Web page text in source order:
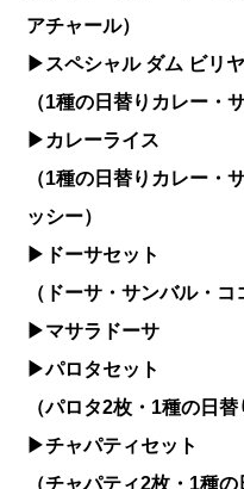
アチャール）
▶︎スペシャル ダム ビリ
（1種の日替りカレー・
▶︎カレーライ
（1種の日替りカレー・
ッシー）
▶︎ドーサセッ
（ドーサ・サンバル・コ
▶︎マサラドー
▶︎パロタセッ
（パロタ2枚・1種の日
▶︎チャパティセ
（チャパティ2枚・1種